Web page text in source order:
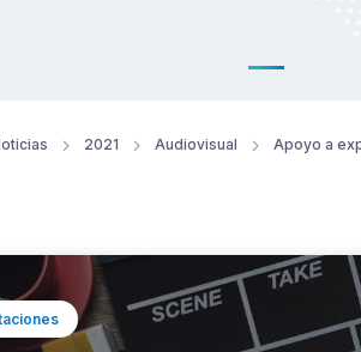
2021 Audiovisual Apoyo a